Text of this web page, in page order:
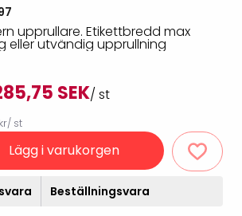
upprullare. Etikettbredd max
eller utvändig upprullning
SEK/ st
/ st
Lägg i varukorgen
Beställningsvara